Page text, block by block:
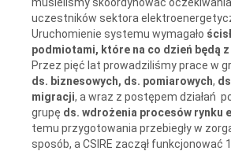
uczestników sektora
Uruchomienie systemu wymagało
podmiotami, które na co dzień będą
Przez pięć lat prowadziliśmy prace w
ds. biznesowych, ds. pomiarowych,
migracji, a wraz z postępem działań
grupę ds. wdrożenia procesów rynku
temu przygotowania przebiegły w
sposób, a CSIRE zaczął funkcjonować